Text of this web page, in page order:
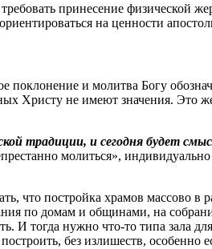
принесение физической
на ценности
поклонение и молитва Богу
Христу не имеют значения. Это
традиции, и сегодня будет
молиться»,
что постройка храмов массово в
по домам и общинами, на
И тогда нужно что-то типа зала
без излишеств,